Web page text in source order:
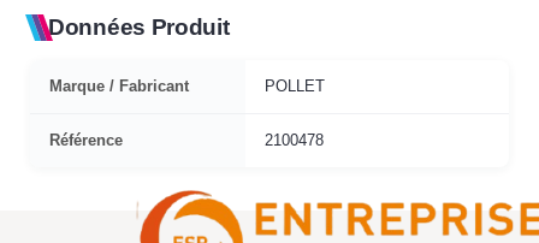
Données Produit
Marque / Fabricant POLLET
Référence 2100478